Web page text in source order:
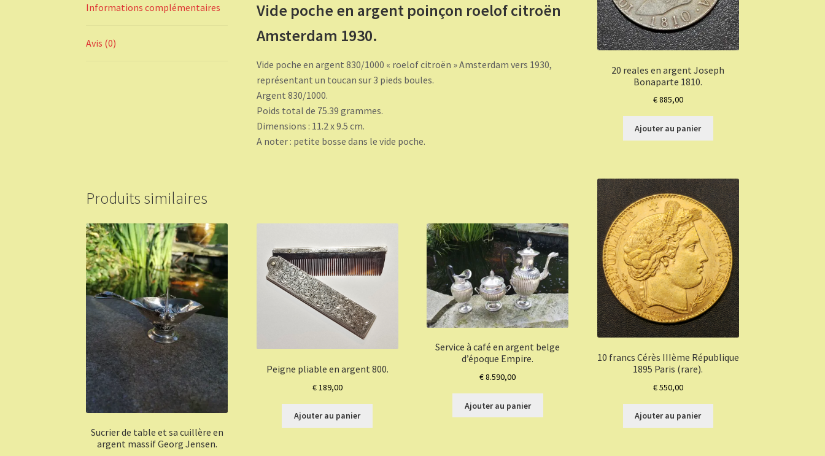
Informations complémentaires
Avis (0)
Vide poche en argent poinçon roelof citroën
Amsterdam 1930.
Vide poche en argent 830/1000 « roelof citroën » Amsterdam vers 1930,
représentant un toucan sur 3 pieds boules.
Argent 830/1000.
Poids total de 75.39 grammes.
Dimensions : 11.2 x 9.5 cm.
A noter : petite bosse dans le vide poche.
Produits similaires
Sucrier de table et sa cuillère en
argent massif Georg Jensen.
Peigne pliable en argent 800.
€189,00
Ajouter au panier
Service à café en argent belge
d’époque Empire.
€8.590,00
Ajouter au panier
20 reales en argent Joseph
Bonaparte 1810.
€885,00
Ajouter au panier
10 francs Cérès IIIème République
1895 Paris (rare).
€550,00
Ajouter au panier